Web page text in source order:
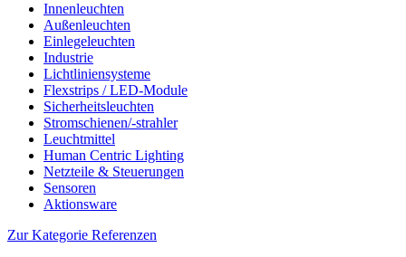
Innenleuchten
Außenleuchten
Einlegeleuchten
Industrie
Lichtliniensysteme
Flexstrips / LED-Module
Sicherheitsleuchten
Stromschienen/-strahler
Leuchtmittel
Human Centric Lighting
Netzteile & Steuerungen
Sensoren
Aktionsware
Zur Kategorie Referenzen